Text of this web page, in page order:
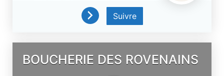
Suivre
BOUCHERIE DES ROVENAINS